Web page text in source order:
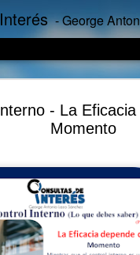
- George Antonio
- La Eficacia
Momento